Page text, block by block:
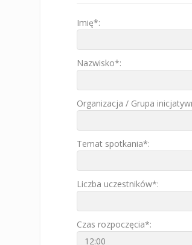
Imię*:
Nazwisko*:
Organizacja / Grupa
Temat spotkania*:
Liczba uczestników*:
Czas rozpoczęcia*: